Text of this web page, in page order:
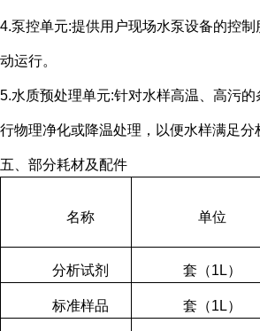
4.泵控单元:提供用户现场水泵设备的控制
动运行。
5.水质预处理单元:针对水样高温、高污
行物理净化或降温处理，以便水样满足分
五、部分耗材及配件
名称 单位
分析试剂 套（1L）
标准样品 套（1L）